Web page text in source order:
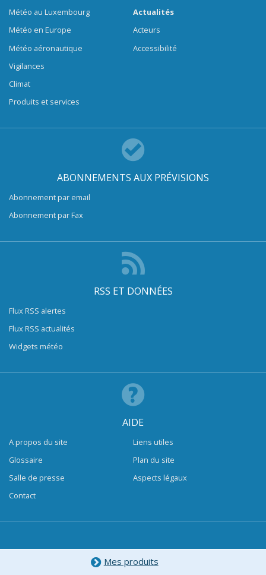
Météo au Luxembourg
Météo en Europe
Météo aéronautique
Vigilances
Climat
Produits et services
Actualités
Acteurs
Accessibilité
ABONNEMENTS AUX PRÉVISIONS
Abonnement par email
Abonnement par Fax
RSS ET DONNÉES
Flux RSS alertes
Flux RSS actualités
Widgets météo
AIDE
A propos du site
Glossaire
Salle de presse
Contact
Liens utiles
Plan du site
Aspects légaux
Mes produits